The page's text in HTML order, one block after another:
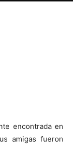
encontrada en
amigas fueron